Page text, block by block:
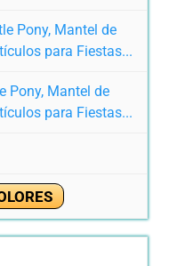
Pony, Mantel de
para Fiestas...